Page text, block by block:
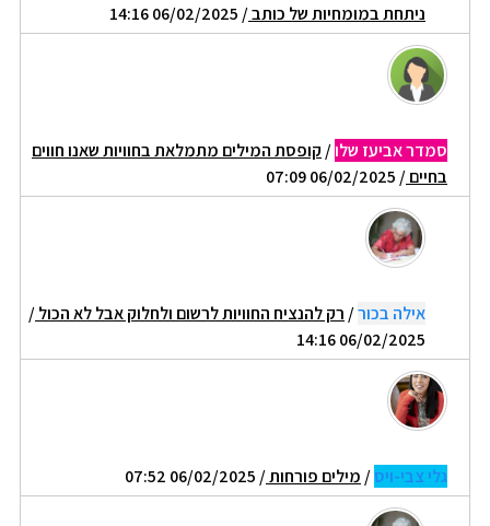
ניתחת במומחיות של כותב/ 06/02/2025 14:16
סמדר אביעז שלו/ קופסת המילים מתמלאת בחוויות שאנו חווים
בחיים/ 06/02/2025 07:09
אילה בכור/ רק להנציח החוויות לרשום ולחלוק אבל לא הכול/
06/02/2025 14:16
גלי צבי-ויס/ מילים פורחות/ 06/02/2025 07:52